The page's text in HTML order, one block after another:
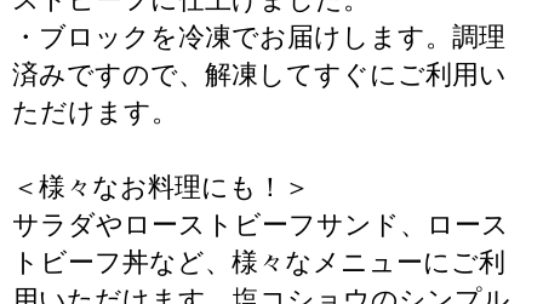
・ブロックを冷凍でお届けします。調理
済みですので、解凍してすぐにご利用い
ただけます。
＜様々なお料理にも！＞
サラダやローストビーフサンド、ロース
トビーフ丼など、様々なメニューにご利